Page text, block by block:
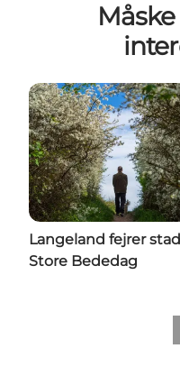
Langeland fejrer
Store Bededag